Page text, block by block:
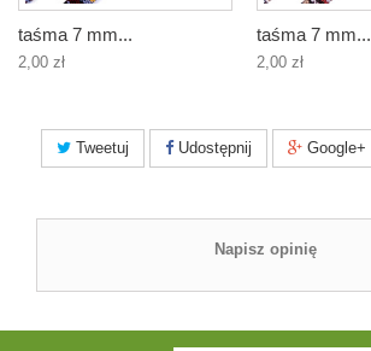
taśma 7 mm...
2,00 zł
taśma 7 mm...
2,00 zł
Tweetuj Udostępnij Google+
Napisz opinię